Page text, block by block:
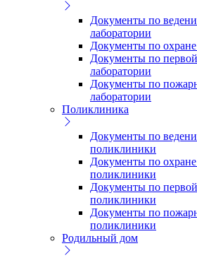
Документы по
лаборатории
Документы по охране
Документы по
лаборатории
Документы по
лаборатории
Поликлиника
Документы по
поликлиники
Документы по охране
поликлиники
Документы по
поликлиники
Документы по
поликлиники
Родильный дом